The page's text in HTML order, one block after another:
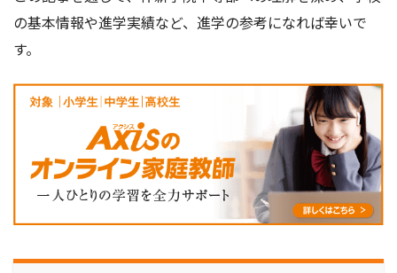
の基本情報や進学実績など、進学の参考になれば幸いで
す。